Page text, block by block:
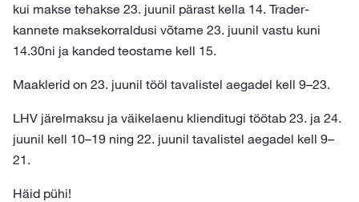
kui makse tehakse 23. juunil pärast kella 14. Trader-
kannete maksekorraldusi võtame 23. juunil vastu kuni
14.30ni ja kanded teostame kell 15.
Maaklerid on 23. juunil tööl tavalistel aegadel kell 9–23.
LHV järelmaksu ja väikelaenu klienditugi töötab 23. ja 24.
juunil kell 10–19 ning 22. juunil tavalistel aegadel kell 9–
21.
Häid pühi!